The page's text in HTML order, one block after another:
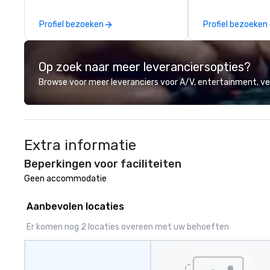
Profiel bezoeken
Battle 2, and our
Robot Racing!
for large groups
United States:
Battle 1 up to
Build and Battle
people, Robot
people, and
Profiel bezoeken
Op zoek naar meer leveranciersopties?
Browse voor meer leveranciers voor A/V, entertainment,
Extra informatie
Beperkingen voor faciliteiten
Geen accommodatie
Aanbevolen locaties
Er komen nog 2 locaties overeen met uw behoeften